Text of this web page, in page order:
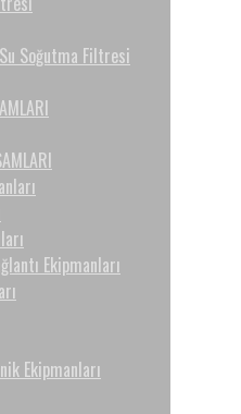
Soğutma Filtresi
Ekipmanları
Ekipmanları